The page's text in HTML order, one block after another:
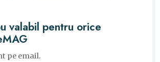
valabil pentru orice
pe email.